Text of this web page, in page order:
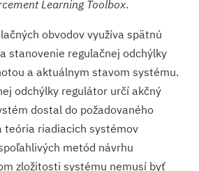
Learning Toolbox.
obvodov využíva spätnú
stanovenie regulačnej odchýlky
a aktuálnym stavom systému.
odchýlky regulátor určí akčný
dostal do požadovaného
teória riadiacich systémov
metód návrhu
zložitosti systému nemusí byť